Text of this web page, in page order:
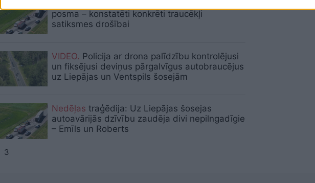
posma – konstatēti konkrēti traucēkļi
satiksmes drošībai
VIDEO. Policija ar drona palīdzību kontrolējusi
un fiksējusi deviņus pārgalvīgus autobraucējus
uz Liepājas un Ventspils šosejām
Nedēļas traģēdija: Uz Liepājas šosejas
autoavārijās dzīvību zaudēja divi nepilngadīgie
– Emīls un Roberts
3